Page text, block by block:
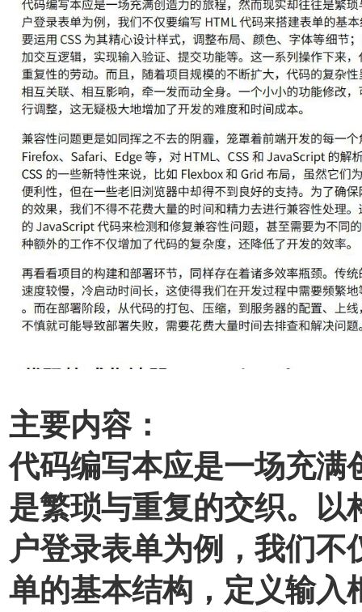
主要内容：
代码编写本应是一场充满
是繁琐与重复的交织。以
户登录表单为例，我们
单的基本结构，定义输入